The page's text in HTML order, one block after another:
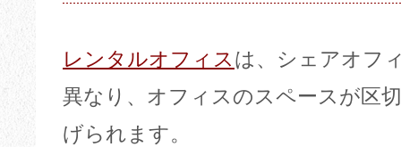
レンタルオフィスは、シェアオフ
異なり、オフィスのスペースが区
げられます。